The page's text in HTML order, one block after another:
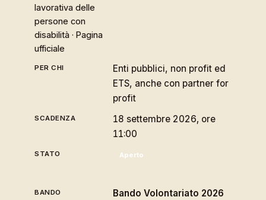
lavorativa delle
persone con
disabilità ·Pagina
ufficiale
Enti pubblici, non profit ed
ETS, anche con partner for
profit
18 settembre 2026, ore
11:00
Aperto
Bando Volontariato 2026